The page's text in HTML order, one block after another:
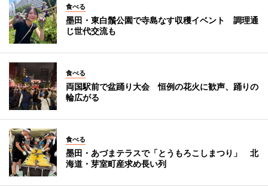
食べる
墨田・東白鬚公園で寺島なす収穫イベント 調理通
じ世代交流も
食べる
両国駅前で盆踊り大会 恒例の花火に歓声、踊りの
輪広がる
食べる
墨田・あづまテラスで「とうもろこしまつり」 北
海道・芽室町産求め長い列